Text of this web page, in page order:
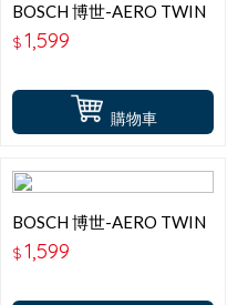
購物車
BOSCH 博世-AERO TWIN
26+15吋 專用軟骨雨刷
$1,599
BOSCH 博世-AERO TWIN
26+18吋 專用軟骨雨刷
$1,599